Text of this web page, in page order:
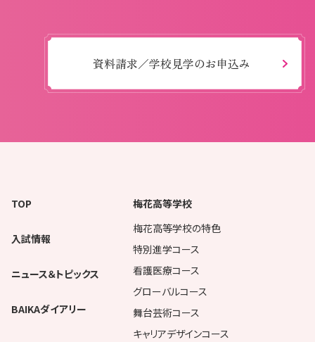
資料請求／学校見学のお申込み
TOP
入試情報
ニュース＆トピックス
BAIKAダイアリー
梅花高等学校
梅花高等学校の特色
特別進学コース
看護医療コース
グローバルコース
舞台芸術コース
キャリアデザインコース